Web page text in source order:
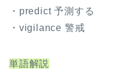
・predict 予測する
・vigilance 警戒
単語解説